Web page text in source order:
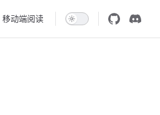
移动端阅读